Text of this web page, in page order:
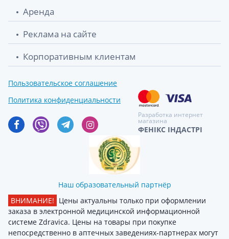
Аренда
Реклама на сайте
Корпоративным клиентам
Пользовательское соглашение
Политика конфиденциальности
Разработка интернет
магазина
ФЕНІКС ІНДАСТРІ
Наш образовательный партнёр
ВНИМАНИЕ! Цены актуальны только при оформлении
заказа в электронной медицинской информационной
системе Zdravica. Цены на товары при покупке
непосредственно в аптечных заведениях-партнерах могут